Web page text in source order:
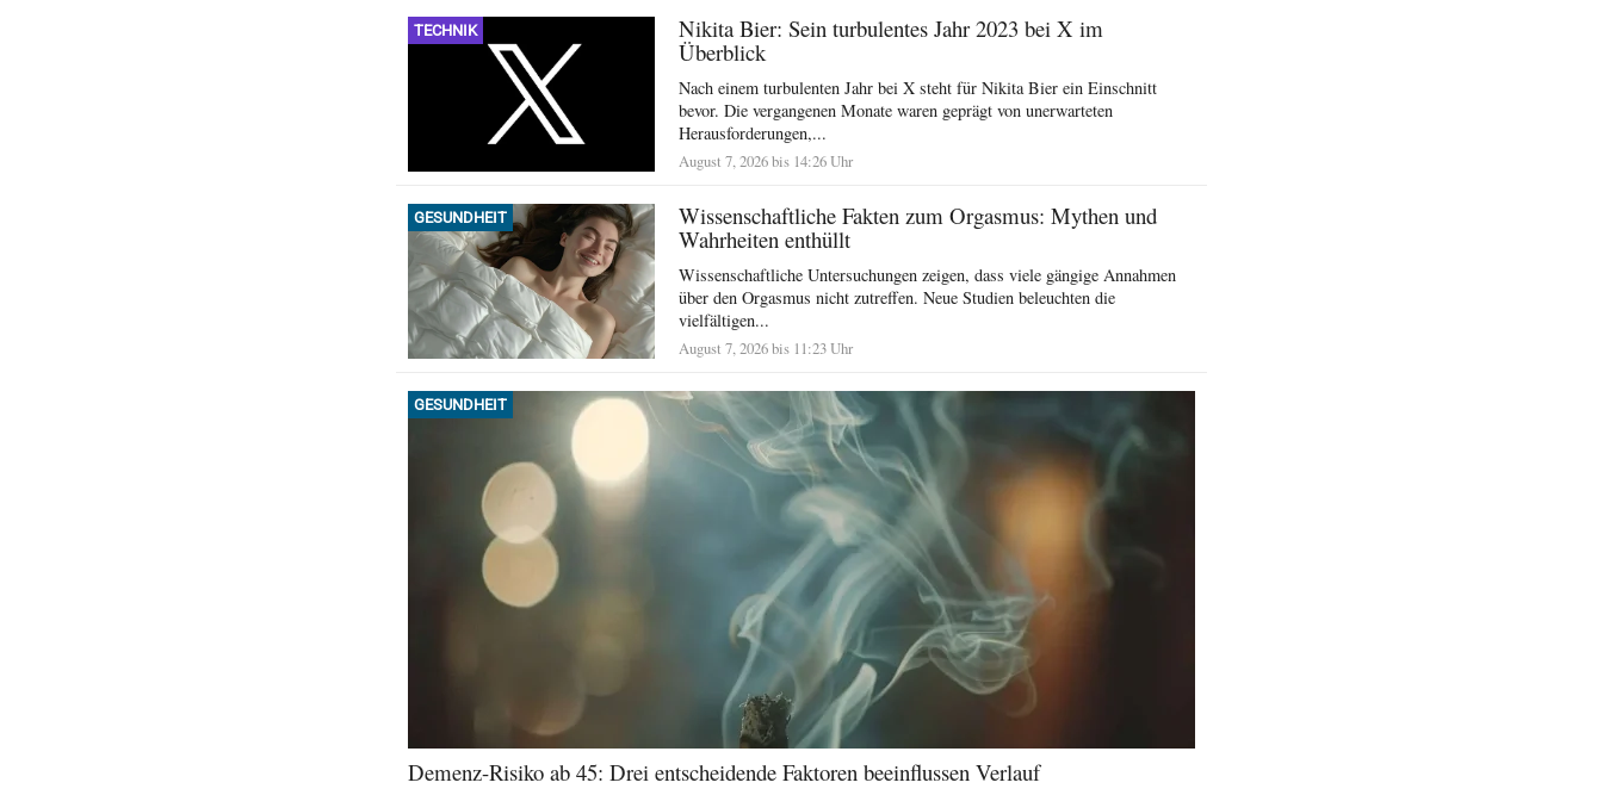
TECHNIK
Nikita Bier: Sein turbulentes Jahr 2023 bei X im
Überblick
Nach einem turbulenten Jahr bei X steht für Nikita Bier ein Einschnitt
bevor. Die vergangenen Monate waren geprägt von unerwarteten
Herausforderungen,...
August 7, 2026 bis 14:26 Uhr
GESUNDHEIT
Wissenschaftliche Fakten zum Orgasmus: Mythen und
Wahrheiten enthüllt
Wissenschaftliche Untersuchungen zeigen, dass viele gängige Annahmen
über den Orgasmus nicht zutreffen. Neue Studien beleuchten die
vielfältigen...
August 7, 2026 bis 11:23 Uhr
GESUNDHEIT
Demenz-Risiko ab 45: Drei entscheidende Faktoren beeinflussen Verlauf